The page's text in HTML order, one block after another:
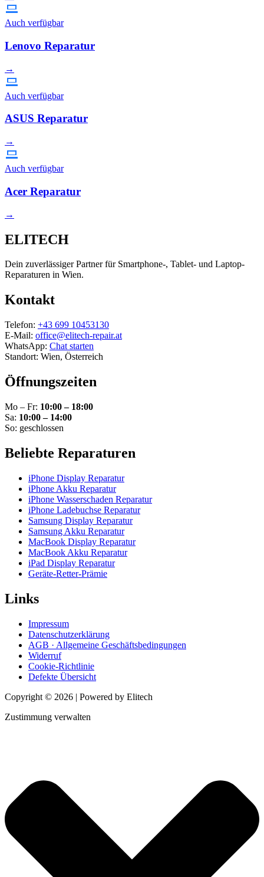
Auch verfügbar
Lenovo Reparatur
→
Auch verfügbar
ASUS Reparatur
→
Auch verfügbar
Acer Reparatur
→
ELITECH
Dein zuverlässiger Partner für Smartphone-, Tablet- und Laptop-
Reparaturen in Wien.
Kontakt
Telefon: +43 699 10453130
E-Mail: office@elitech-repair.at
WhatsApp: Chat starten
Standort: Wien, Österreich
Öffnungszeiten
Mo – Fr: 10:00 – 18:00
Sa: 10:00 – 14:00
So: geschlossen
Beliebte Reparaturen
iPhone Display Reparatur
iPhone Akku Reparatur
iPhone Wasserschaden Reparatur
iPhone Ladebuchse Reparatur
Samsung Display Reparatur
Samsung Akku Reparatur
MacBook Display Reparatur
MacBook Akku Reparatur
iPad Display Reparatur
Geräte-Retter-Prämie
Links
Impressum
Datenschutzerklärung
AGB · Allgemeine Geschäftsbedingungen
Widerruf
Cookie-Richtlinie
Defekte Übersicht
Copyright © 2026 | Powered by Elitech
Zustimmung verwalten